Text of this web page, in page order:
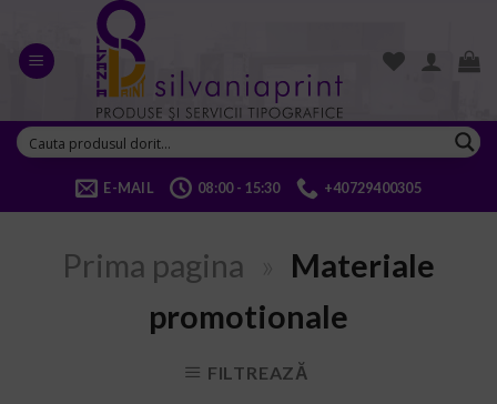
content
E-MAIL 08:00 - 15:30 +40729400305
Prima pagina
Materiale
promotionale
FILTREAZĂ